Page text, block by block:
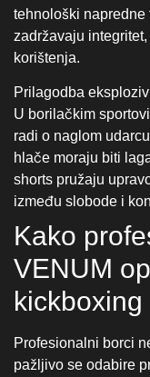
između slobode i
Kako
Profesionalni borci
pažljivo se odabire
discipline u kojoj se
opremu koja cilja
imao maksimalnu
VENUM
MMA sport zahtijeva